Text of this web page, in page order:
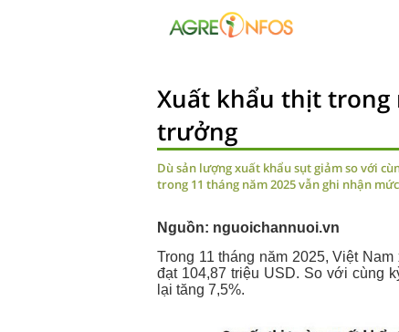
Xuất khẩu thịt trong
trưởng
Dù sản lượng xuất khẩu sụt giảm so với
trong 11 tháng năm 2025 vẫn ghi nhận
Nguồn: nguoichannuoi.vn
Trong 11 tháng năm 2025, Việt
đạt 104,87 triệu USD. So với cùng
lại tăng 7,5%.